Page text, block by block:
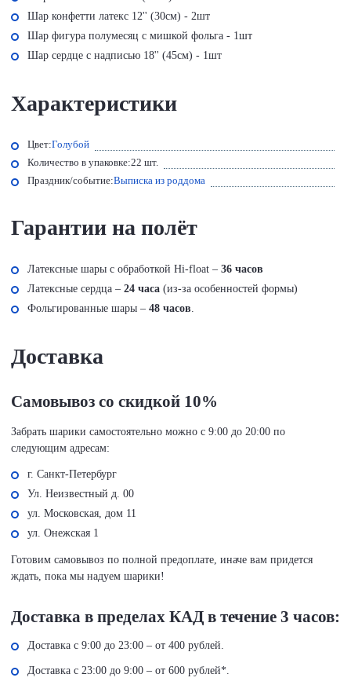
Шар конфетти латекс 12'' (30см) - 2шт
Шар фигура полумесяц с мишкой фольга - 1шт
Шар сердце с надписью 18'' (45см) - 1шт
Характеристики
Цвет:Голубой
Количество в упаковке:22 шт.
Праздник/событие:Выписка из роддома
Гарантии на полёт
Латексные шары с обработкой Hi-float – 36 часов
Латексные сердца – 24 часа (из-за особенностей формы)
Фольгированные шары – 48 часов
Доставка
Самовывоз со скидкой 10%
Забрать шарики самостоятельно можно с 9:00 до 20:00 по
следующим адресам:
г. Санкт-Петербург
Ул. Неизвестный д. 00
ул. Московская, дом 11
ул. Онежская 1
Готовим самовывоз по полной предоплате, иначе вам придется
ждать, пока мы надуем шарики!
Доставка в пределах КАД в течение 3 часов:
Доставка с 9:00 до 23:00 – от 400 рублей.
Доставка с 23:00 до 9:00 – от 600 рублей*.